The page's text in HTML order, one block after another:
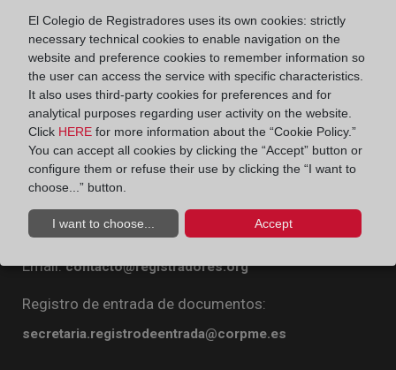
Colegio de Registradores
Diego de León, 21. 28006 Madrid
Teléfono:91 270 16 99
Fax:91 564 11 59
Email:contacto@registradores.org
Registro de entrada de documentos:
secretaria.registrodeentrada@corpme.es
El Colegio de Registradores uses its own cookies: strictly
necessary technical cookies to enable navigation on the
website and preference cookies to remember information so
the user can access the service with specific characteristics.
It also uses third-party cookies for preferences and for
analytical purposes regarding user activity on the website.
Click HERE for more information about the “Cookie Policy.”
You can accept all cookies by clicking the “Accept” button or
configure them or refuse their use by clicking the “I want to
choose...” button.
I want to choose... Accept